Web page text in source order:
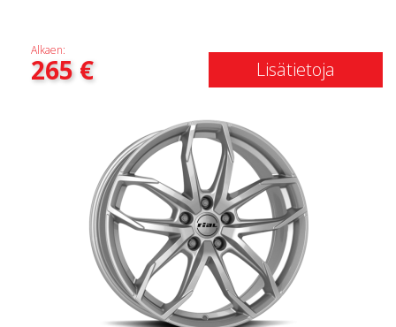
Alkaen:
265€ Lisätietoja